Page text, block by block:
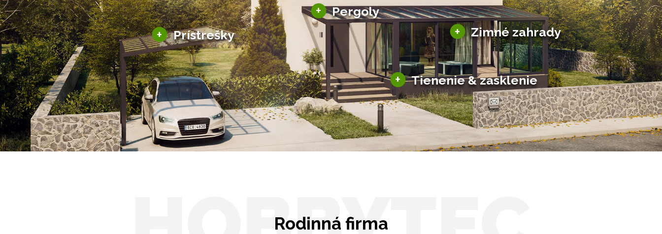
+ Pergoly
Hliníkové pergoly
Bioklimatické pergoly
Altány a zastrešenie
Solárne pergoly
+ Zimné zahrady
Sezónne zimné záhrady
Hliníkové zimné záhrady
Posuvné zimné záhrady
Solárne zimné záhrady
+ Prístrešky
Hliníkové prístrešky
Solárne prístrešky pre auto
+ Tienenie & zasklenie
Tienenie
Zasklenie
Rodinná firma